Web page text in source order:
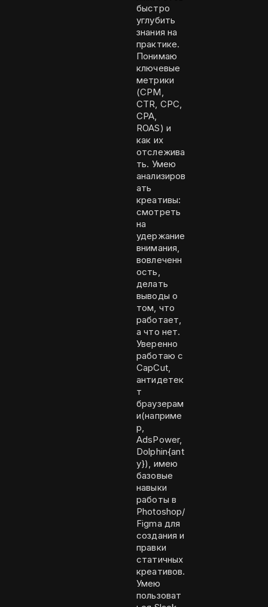
быстро
углубить
знания на
практике.
Понимаю
ключевые
метрики
(CPM,
CTR, CPC,
CPA,
ROAS) и
как их
отслежива
ть. Умею
анализиров
ать
креативы:
смотреть
на
удержание
внимания,
вовлеченн
ость,
делать
выводы о
том, что
работает,
а что нет.
Уверенно
работаю с
CapCut,
антидетек
т
браузерам
и(наприме
р,
AdsPower,
Dolphin{ant
y}), имею
базовые
навыки
работы в
Photoshop/
Figma для
создания и
правки
статичных
креативов.
Умею
пользоват